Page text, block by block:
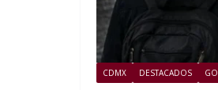
CDMX DESTACADOS